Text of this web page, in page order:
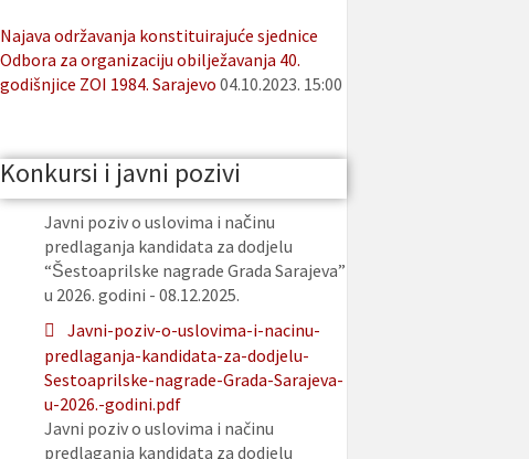
Najava održavanja konstituirajuće sjednice
Odbora za organizaciju obilježavanja 40.
godišnjice ZOI 1984. Sarajevo 04.10.2023. 15:00
Konkursi i javni pozivi
Javni poziv o uslovima i načinu
predlaganja kandidata za dodjelu
“Šestoaprilske nagrade Grada Sarajeva”
u 2026. godini - 08.12.2025.
Javni-poziv-o-uslovima-i-nacinu-
predlaganja-kandidata-za-dodjelu-
Sestoaprilske-nagrade-Grada-Sarajeva-
u-2026.-godini.pdf
Javni poziv o uslovima i načinu
predlaganja kandidata za dodjelu